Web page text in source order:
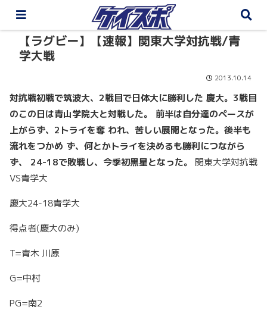
【ラグビー】【速報】関東大学対抗戦/青
学大戦
2013.10.14
対抗戦初戦で筑波大、2戦目で日体大に勝利した 慶大。3戦目
のこの日は青山学院大と対戦した。 前半は自分達のペースが
上がらず、2トライを奪 われ、苦しい展開となった。後半も
流れをつかめ ず、何とかトライを決めるも勝利につながら
ず、 24-18で敗戦し、今季初黒星となった。
関東大学対抗戦
VS青学大
慶大24-18青学大
得点者(慶大のみ)
T=青木 川原
G=中村
PG=南2